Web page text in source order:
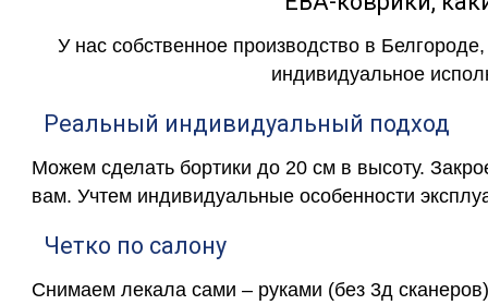
У нас собственное производство в
индивидуальное
Реальный индивидуальный подход
Можем сделать бортики до 20 см в высоту.
вам. Учтем индивидуальные особенности
Четко по салону
Снимаем лекала сами – руками (без 3д